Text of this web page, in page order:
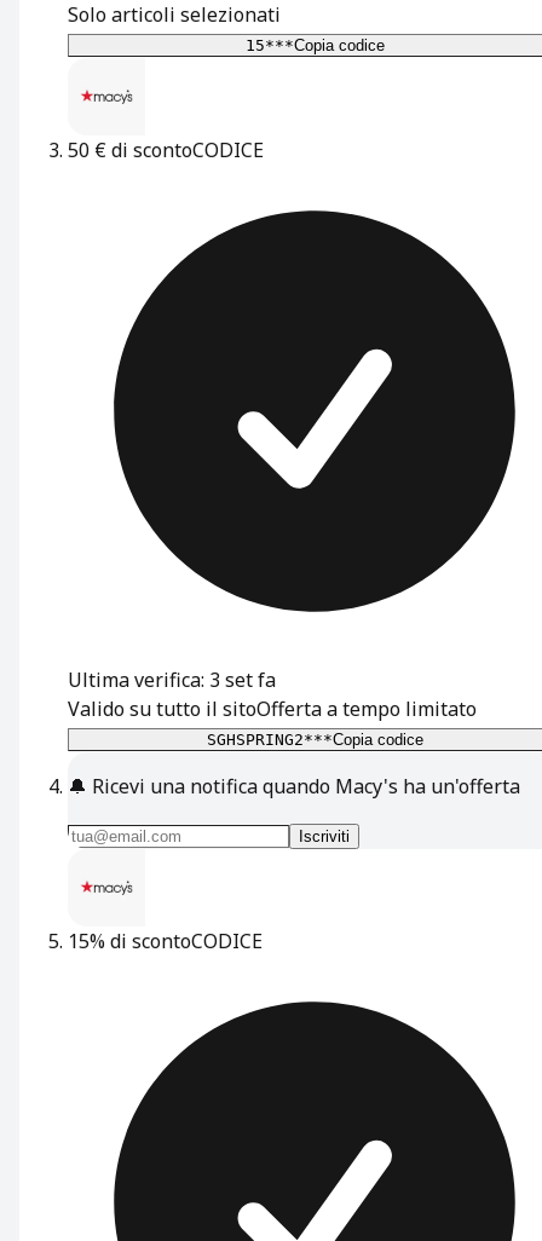
Solo articoli selezionati
15***Copia codice
50 € di scontoCODICE
Ultima verifica: 3 set fa
Valido su tutto il sitoOfferta a tempo limitato
SGHSPRING2***Copia codice
🔔 Ricevi una notifica quando Macy's ha un'offerta
Iscriviti
15% di scontoCODICE